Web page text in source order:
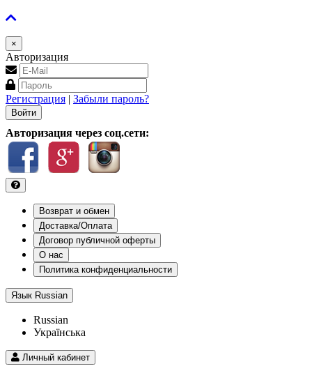
×
Авторизация
Регистрация | Забыли пароль?
Авторизация через соц.сети:
Возврат и обмен
Доставка/Оплата
Договор публичной оферты
О нас
Политика конфиденциальности
Язык Russian
Russian
Українська
Личный кабинет